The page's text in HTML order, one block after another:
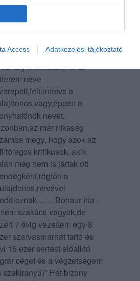
Access Adatkezelési tájékoztató
a saját dolgozóikként
el. Sok
olvastam
már,,köztük sok olyat is ,mely
hivatkozással egy
mutatott,hol az
neve
a
a
nevét.
már ritkaság
megy, hogy azok az
kritikusok, akik
még nem is jártak ott
a
Bonaur írta .
szakács vagyok,de
7 évig vezettem egy 8
szarvasmarhát tartó és
15 ezer sertést előállító
céget és a végzetségem
szakirányú)” Hát bizony